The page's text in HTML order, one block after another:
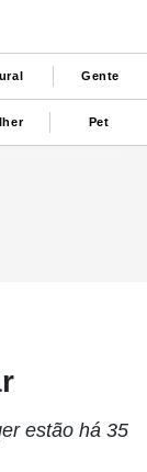
Gente
Pet
estão há 35